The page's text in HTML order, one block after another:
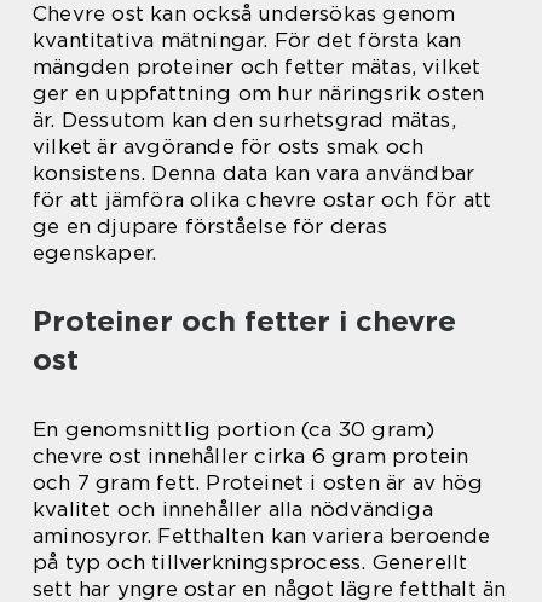
Chevre ost kan också undersökas genom
kvantitativa mätningar. För det första kan
mängden proteiner och fetter mätas, vilket
ger en uppfattning om hur näringsrik osten
är. Dessutom kan den surhetsgrad mätas,
vilket är avgörande för osts smak och
konsistens. Denna data kan vara användbar
för att jämföra olika chevre ostar och för att
ge en djupare förståelse för deras
egenskaper.
Proteiner och fetter i chevre
ost
En genomsnittlig portion (ca 30 gram)
chevre ost innehåller cirka 6 gram protein
och 7 gram fett. Proteinet i osten är av hög
kvalitet och innehåller alla nödvändiga
aminosyror. Fetthalten kan variera beroende
på typ och tillverkningsprocess. Generellt
sett har yngre ostar en något lägre fetthalt än